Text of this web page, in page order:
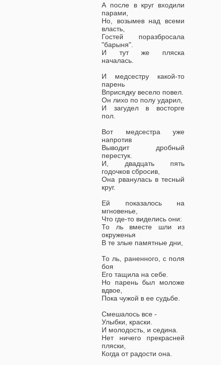
А после в круг входили
парами,
Но, возымев над всеми
власть,
Гостей поразбросала
"барыня".
И тут же пляска
началась.
И медсестру какой-то
парень
Вприсядку весело повел.
Он лихо по полу ударил,
И загудел в восторге
пол.
Вот медсестра уже
напротив
Выводит дробный
перестук.
И, двадцать пять
годочков сбросив,
Она рванулась в тесный
круг.
Ей показалось на
мгновенье,
Что где-то виделись они:
То ль вместе шли из
окруженья
В те злые памятные дни,
То ль, раненного, с поля
боя
Его тащила на себе.
Но парень был моложе
вдвое,
Пока чужой в ее судьбе.
Смешалось все -
Улыбки, краски.
И молодость, и седина.
Нет ничего прекрасней
пляски,
Когда от радости она.